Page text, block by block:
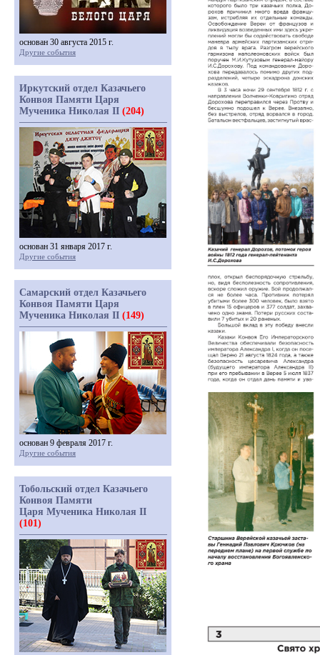
основан 30 августа 2015 г.
Другие события
Иркутский отдел Казачьего
Конвоя Памяти Царя
Мученика Николая II (204)
основан 31 января 2017 г.
Другие события
Самарский отдел Казачьего
Конвоя Памяти Царя
Мученика Николая II (149)
основан 9 февраля 2017 г.
Другие события
Тобольский отдел Казачьего
Конвоя Памяти
Царя Мученика Николая II
(101)